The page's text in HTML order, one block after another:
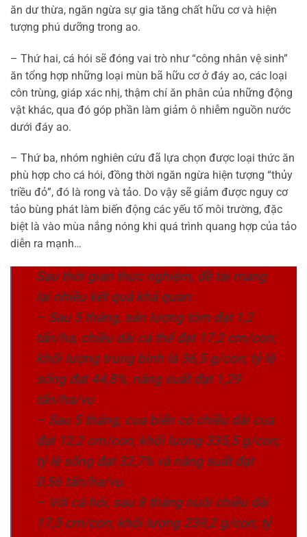
ăn dư thừa, ngăn ngừa sự gia tăng chất hữu cơ và hiện
tượng phú dưỡng trong ao.
– Thứ hai, cá hói sẽ đóng vai trò như “công nhân vệ sinh”
ăn tổng hợp những loại mùn bã hữu cơ ở đáy ao, các loại
côn trùng, giáp xác nhị, thậm chí ăn phân của những động
vật khác, qua đó góp phần làm giảm ô nhiễm nguồn nước
dưới đáy ao.
– Thứ ba, nhóm nghiên cứu đã lựa chọn được loại thức ăn
phù hợp cho cá hói, đồng thời ngăn ngừa hiện tượng “thủy
triều đỏ”, đó là rong và tảo. Do vậy sẽ giảm được nguy cơ
tảo bùng phát làm biến động các yếu tố môi trường, đặc
biệt là vào mùa nắng nóng khi quá trình quang hợp của tảo
diễn ra mạnh…
Sau thời gian thực nghiệm, đề tài mang
lại nhiều kết quả khả quan:
– Sau 5 tháng, sản lượng tôm đạt 1,2
tấn/ha, chiều dài cá thể đạt 17,2 cm/con;
khối lượng trung bình là 36,5 g/con; tỷ lệ
sống đạt 44,8%; năng suất đạt 1,29
tấn/ha/vụ
– Sau 5 tháng, cua biển có chiều dài cua
đạt 12,2 cm/con; khối lượng 335,5 g/con;
tỷ lệ sống đạt 32,7% và năng suất đạt
0,56 tấn/ha/vụ.
– Với cá hói, sau 8 tháng nuôi chiều dài
17,5 cm/con; khối lượng 239,2 g/con; tỷ